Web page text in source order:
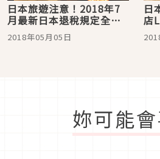
日本旅遊注意！2018年7
月最新日本退稅規定全新
上路
2018年05月05日
日
店
遊
妳可能